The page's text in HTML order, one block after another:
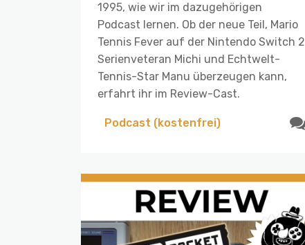
1995, wie wir im dazugehörigen
Podcast lernen. Ob der neue Teil, Mario
Tennis Fever auf der Nintendo Switch 2
Serienveteran Michi und Echtwelt-
Tennis-Star Manu überzeugen kann,
erfahrt ihr im Review-Cast.
Podcast (kostenfrei)